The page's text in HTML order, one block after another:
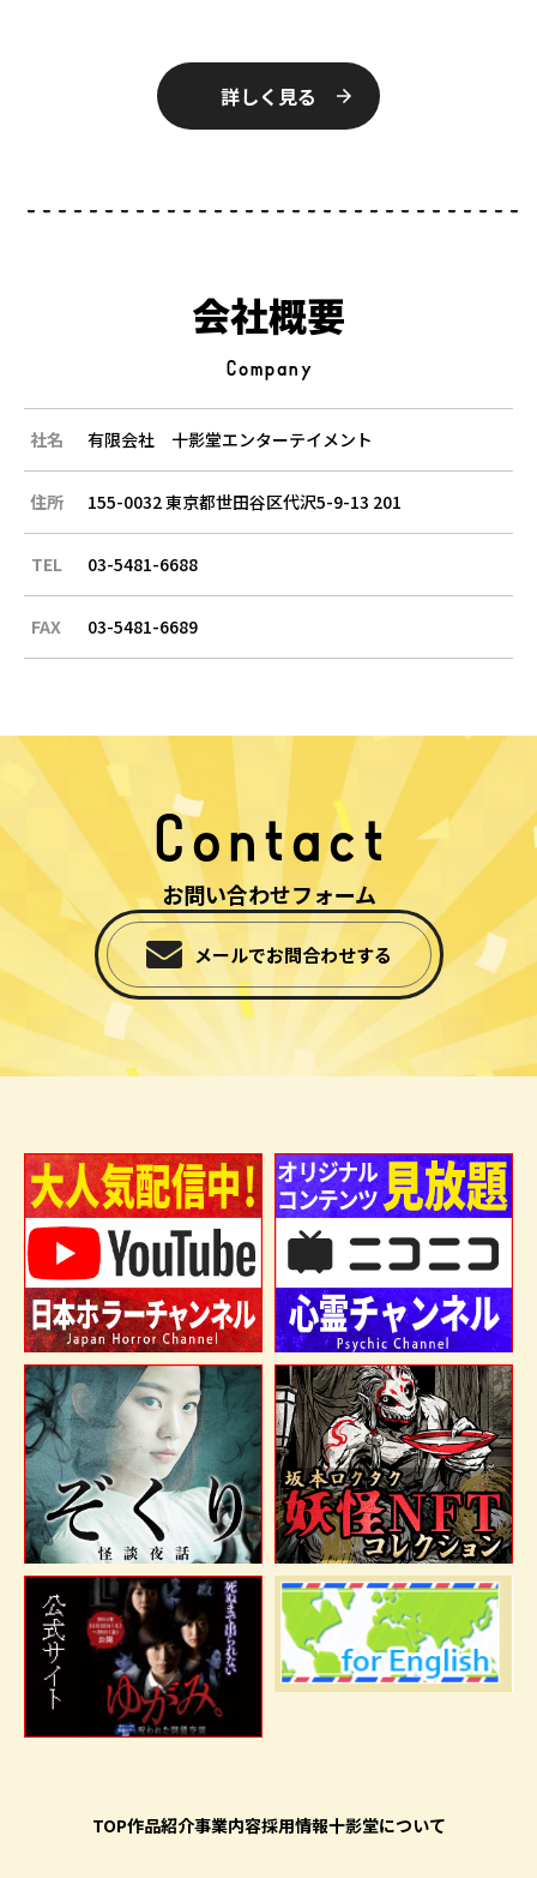
詳しく見る
会社概要
Company
社名 有限会社 十影堂エンターテイメント
住所 155-0032 東京都世田谷区代沢5-9-13 201
TEL 03-5481-6688
FAX 03-5481-6689
Contact
お問い合わせフォーム
メールでお問合わせする
TOP作品紹介事業内容採用情報十影堂について